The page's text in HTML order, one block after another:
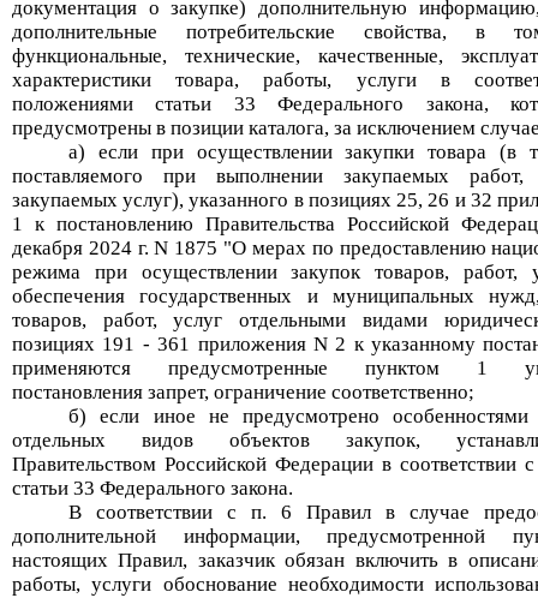
документация о закупке) дополнительную
дополнительные потребительские свойства, в
функциональные, технические, качественные,
характеристики товара, работы, услуги в
положениями статьи 33 Федерального закона,
предусмотрены в позиции каталога, за исключением
а) если при осуществлении закупки товара (в
поставляемого при выполнении закупаемых работ,
закупаемых услуг), указанного в позициях 25, 26 и 32
1 к постановлению Правительства Российской
декабря 2024 г. N 1875 "О мерах по предоставлению
режима при осуществлении закупок товаров, работ,
обеспечения государственных и муниципальных
товаров, работ, услуг отдельными видами
позициях 191 - 361 приложения N 2 к указанному
применяются предусмотренные пунктом 1
постановления запрет, ограничение соответственно;
б) если иное не предусмотрено особенностями
отдельных видов объектов закупок,
Правительством Российской Федерации в соответствии
статьи 33 Федерального закона.
В соответствии с п. 6 Правил вслучае
дополнительной информации, предусмотренной
настоящих Правил, заказчик обязан включить в
работы, услуги обоснование необходимости